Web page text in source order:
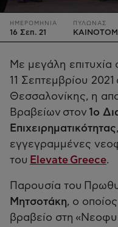
ΗΜΕΡΟΜΗΝΙΑ
16 Σεπ. 21
ΠΥΛΩΝΑΣ
Με μεγάλη
11 Σεπτεμβρίου
Θεσσαλονίκης, η
Βραβείων στον 1ο
Επιχειρηματικότητας
εγγεγραμμένες
του Elevate Greece.
Παρουσία του
Μητσοτάκη, ο
βραβείο στη